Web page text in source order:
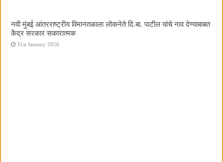
नवी मुंबई आंतरराष्ट्रीय विमानतळाला लोकनेते दि.बा. पाटील यांचे नाव देण्याबाबत
केंद्र सरकार सकारात्मक
31st January 2026